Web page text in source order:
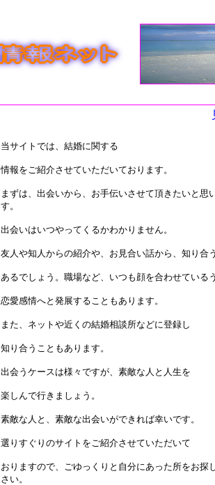
当サイトでは、結婚に関する
情報をご紹介させていただいております。
まずは、出会いから、お手伝いさせて頂きたいと思
す。
出会いはいつやってくるかわかりません。
友人や知人からの紹介や、お見合い話から、知り合
あるでしょう。職場など、いつも顔を合わせている
恋愛感情へと発展することもあります。
また、ネットや近くの結婚相談所などに登録し
知り合うこともあります。
出会うケースは様々ですが、素敵な人と人生を
楽しんで行きましょう。
素敵な人と、素敵な出会いができれば幸いです。
選りすぐりのサイトをご紹介させていただいて
おりますので、ごゆっくりと自分にあった所をお探
さい。